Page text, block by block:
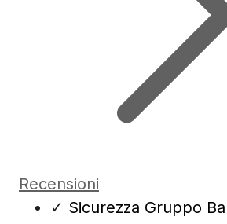
Recensioni
✓ Sicurezza Gruppo